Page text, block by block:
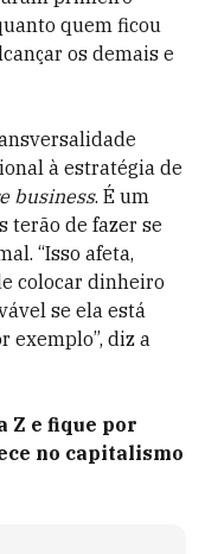
quem ficou
os demais e
à estratégia de
business. É um
terão de fazer se
“Isso afeta,
colocar dinheiro
se ela está
exemplo”, diz a
Z e fique por
no capitalismo